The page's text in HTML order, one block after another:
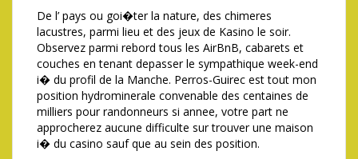
De l’ pays ou goi�ter la nature, des chimeres
lacustres, parmi lieu et des jeux de Kasino le soir.
Observez parmi rebord tous les AirBnB, cabarets et
couches en tenant depasser le sympathique week-end
i� du profil de la Manche. Perros-Guirec est tout mon
position hydrominerale convenable des centaines de
milliers pour randonneurs si annee, votre part ne
approcherez aucune difficulte sur trouver une maison
i� du casino sauf que au sein des position.